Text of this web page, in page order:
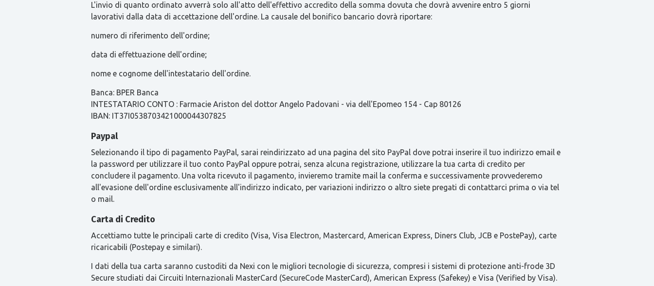
L'invio di quanto ordinato avverrà solo all'atto dell'effettivo accredito della somma dovuta che dovrà avvenire entro 5 giorni
lavorativi dalla data di accettazione dell'ordine. La causale del bonifico bancario dovrà riportare:
numero di riferimento dell'ordine;
data di effettuazione dell'ordine;
nome e cognome dell'intestatario dell'ordine.
Banca: BPER Banca
INTESTATARIO CONTO : Farmacie Ariston del dottor Angelo Padovani - via dell'Epomeo 154 - Cap 80126
IBAN: IT37I0538703421000044307825
Paypal
Selezionando il tipo di pagamento PayPal, sarai reindirizzato ad una pagina del sito PayPal dove potrai inserire il tuo indirizzo email e
la password per utilizzare il tuo conto PayPal oppure potrai, senza alcuna registrazione, utilizzare la tua carta di credito per
concludere il pagamento. Una volta ricevuto il pagamento, invieremo tramite mail la conferma e successivamente provvederemo
all'evasione dell'ordine esclusivamente all'indirizzo indicato, per variazioni indirizzo o altro siete pregati di contattarci prima o via tel
o mail.
Carta di Credito
Accettiamo tutte le principali carte di credito (Visa, Visa Electron, Mastercard, American Express, Diners Club, JCB e PostePay), carte
ricaricabili (Postepay e similari).
I dati della tua carta saranno custoditi da Nexi con le migliori tecnologie di sicurezza, compresi i sistemi di protezione anti-frode 3D
Secure studiati dai Circuiti Internazionali MasterCard (SecureCode MasterCard), American Express (Safekey) e Visa (Verified by Visa).